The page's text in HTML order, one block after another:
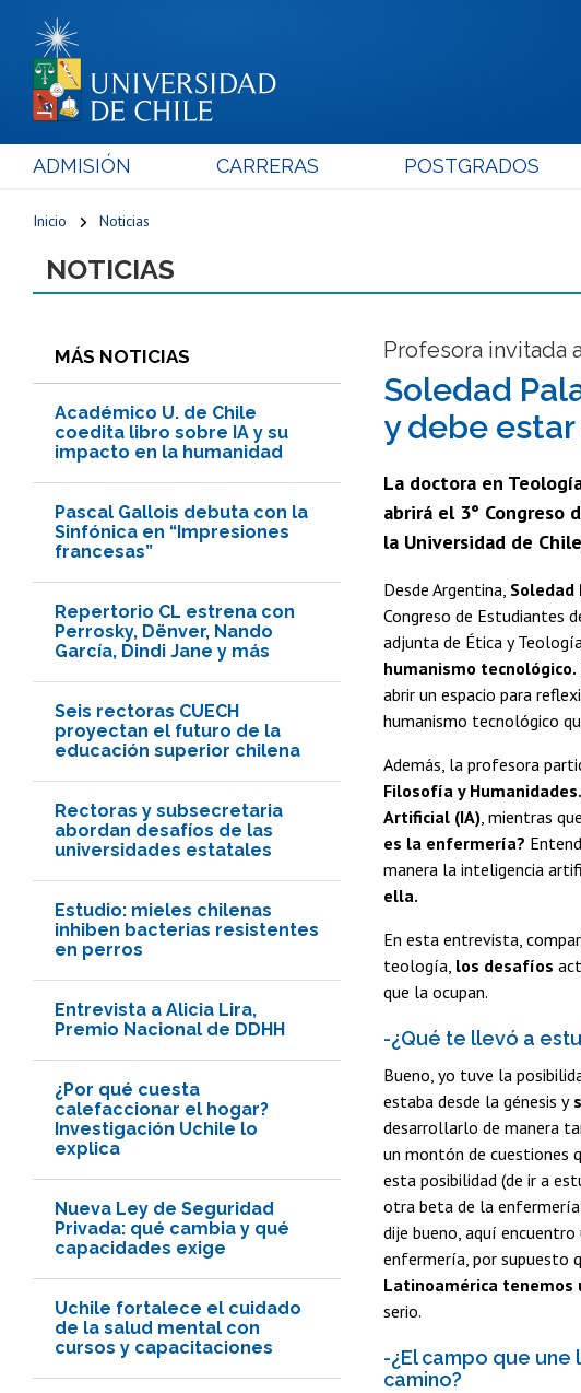
ADMISIÓN CARRERAS POSTGRADOS
Inicio Noticias
NOTICIAS
MÁS NOTICIAS
Académico U. de Chile
coedita libro sobre IA y su
impacto en la humanidad
Pascal Gallois debuta con la
Sinfónica en “Impresiones
francesas”
Repertorio CL estrena con
Perrosky, Dënver, Nando
García, Dindi Jane y más
Seis rectoras CUECH
proyectan el futuro de la
educación superior chilena
Rectoras y subsecretaria
abordan desafíos de las
universidades estatales
Estudio: mieles chilenas
inhiben bacterias resistentes
en perros
Entrevista a Alicia Lira,
Premio Nacional de DDHH
¿Por qué cuesta
calefaccionar el hogar?
Investigación Uchile lo
explica
Nueva Ley de Seguridad
Privada: qué cambia y qué
capacidades exige
Uchile fortalece el cuidado
de la salud mental con
cursos y capacitaciones
Profesora invitada
Soledad
y debe
La doctora en
abrirá el 3°
la Universidad de
Desde Argentina, Soledad
Congreso de Estudiantes
adjunta de Ética y
humanismo
abrir un espacio para
humanismo tecnológico
Además, la profesora
Filosofía y Humanidades.
Artificial (IA) , mientras
es la enfermería?
manera la inteligencia
ella.
En esta entrevista,
teología, los desafíos
que la ocupan.
-¿Qué te llevó a
Bueno, yo tuve la
estaba desde la génesis y
desarrollarlo de manera
un montón de cuestiones
esta posibilidad (de ir a
otra beta de la
dije bueno, aquí
enfermería, por supuesto
Latinoamérica tenemos
serio.
-¿El campo que
camino?